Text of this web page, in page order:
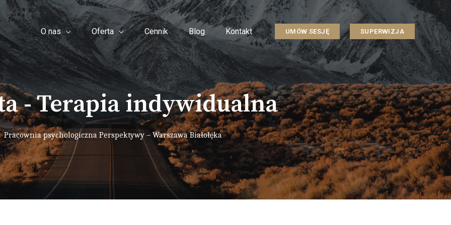
O nas Oferta Cennik Blog Kontakt UMÓW SESJĘ SUPERWIZJA
- Terapia indywidualna
Pracownia psychologiczna Perspektywy – Warszawa Białołęka